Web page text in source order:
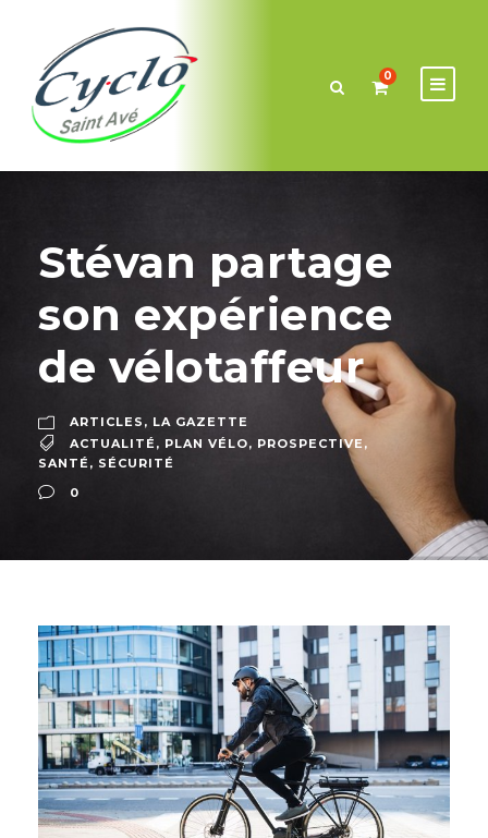
0
Stévan partage
son expérience
de vélotaffeur
ARTICLES , LA GAZETTE
ACTUALITÉ , PLAN VÉLO, PROSPECTIVE ,
SANTÉ , SÉCURITÉ
0